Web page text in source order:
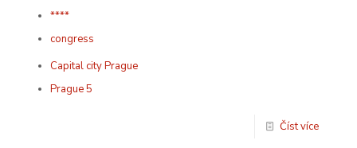
****
congress
Capital city Prague
Prague 5
Číst více